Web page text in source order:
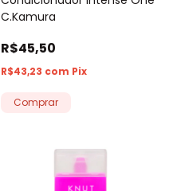
C.Kamura
R$45,50
R$43,23 com Pix
Comprar